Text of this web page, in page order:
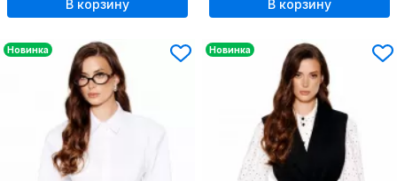
В корзину В корзину
Новинка Новинка